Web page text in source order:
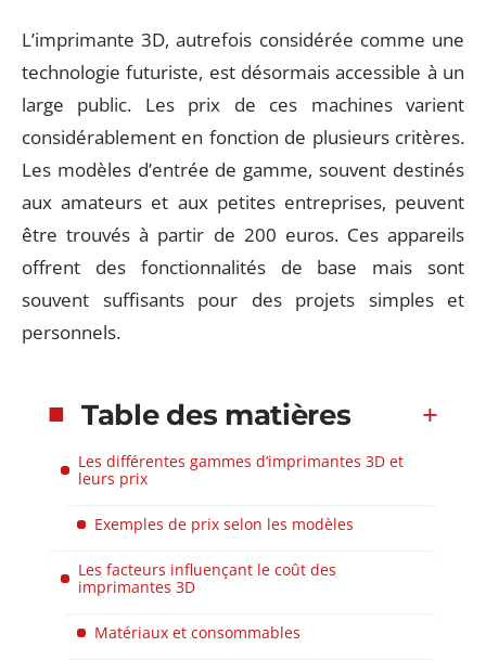
L’imprimante 3D, autrefois considérée comme une
technologie futuriste, est désormais accessible à un
large public. Les prix de ces machines varient
considérablement en fonction de plusieurs critères.
Les modèles d’entrée de gamme, souvent destinés
aux amateurs et aux petites entreprises, peuvent
être trouvés à partir de 200 euros. Ces appareils
offrent des fonctionnalités de base mais sont
souvent suffisants pour des projets simples et
personnels.
Table des matières
Les différentes gammes d’imprimantes 3D et
leurs prix
Exemples de prix selon les modèles
Les facteurs influençant le coût des
imprimantes 3D
Matériaux et consommables